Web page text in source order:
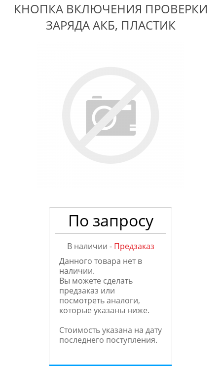
КНОПКА ВКЛЮЧЕНИЯ ПРОВЕРКИ
ЗАРЯДА АКБ, ПЛАСТИК
По запросу
В наличии - Предзаказ
Данного товара нет в
наличии.
Вы можете сделать
предзаказ или
посмотреть аналоги,
которые указаны ниже.
Стоимость указана на дату
последнего поступления.